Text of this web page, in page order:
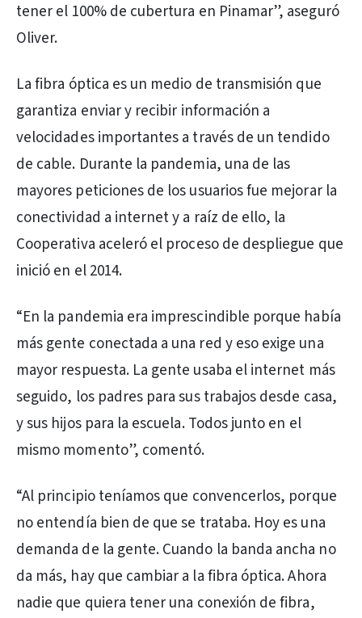
tener el 100% de cubertura en Pinamar”, aseguró
Oliver.
La fibra óptica es un medio de transmisión que
garantiza enviar y recibir información a
velocidades importantes a través de un tendido
de cable. Durante la pandemia, una de las
mayores peticiones de los usuarios fue mejorar la
conectividad a internet y a raíz de ello, la
Cooperativa aceleró el proceso de despliegue que
inició en el 2014.
“En la pandemia era imprescindible porque había
más gente conectada a una red y eso exige una
mayor respuesta. La gente usaba el internet más
seguido, los padres para sus trabajos desde casa,
y sus hijos para la escuela. Todos junto en el
mismo momento”, comentó.
“Al principio teníamos que convencerlos, porque
no entendía bien de que se trataba. Hoy es una
demanda de la gente. Cuando la banda ancha no
da más, hay que cambiar a la fibra óptica. Ahora
nadie que quiera tener una conexión de fibra,